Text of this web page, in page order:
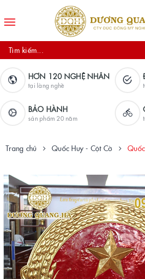
Toggle
HƠN 120 NGHỆ NHÂN
tại làng nghề
BẢO HÀNH
sản phẩm 20 năm
Trang chủ Quốc Huy - Cột Cờ